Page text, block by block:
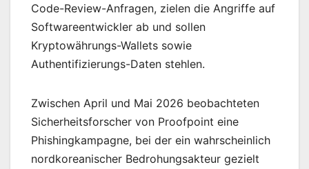
Code-Review-Anfragen, zielen die Angriffe auf
Softwareentwickler ab und sollen
Kryptowährungs-Wallets sowie
Authentifizierungs-Daten stehlen.
Zwischen April und Mai 2026 beobachteten
Sicherheitsforscher von Proofpoint eine
Phishingkampagne, bei der ein wahrscheinlich
nordkoreanischer Bedrohungsakteur gezielt